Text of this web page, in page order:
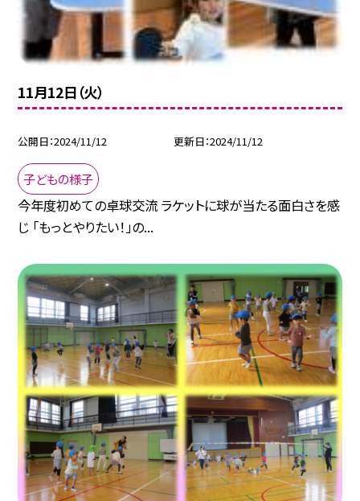
11月12日（火）
公開日 2024/11/12 更新日 2024/11/12
子どもの様子
今年度初めての卓球交流 ラケットに球が当たる面白さを感
じ 「もっとやりたい！」の...